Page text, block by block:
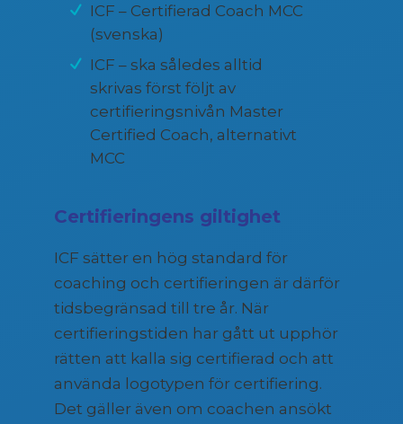
ICF – Certifierad Coach MCC
(svenska)
ICF – ska således alltid
skrivas först följt av
certifieringsnivån Master
Certified Coach, alternativt
MCC
Certifieringens giltighet
ICF sätter en hög standard för
coaching och certifieringen är därför
tidsbegränsad till tre år. När
certifieringstiden har gått ut upphör
rätten att kalla sig certifierad och att
använda logotypen för certifiering.
Det gäller även om coachen ansökt